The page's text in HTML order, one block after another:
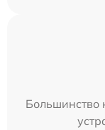
Большинство